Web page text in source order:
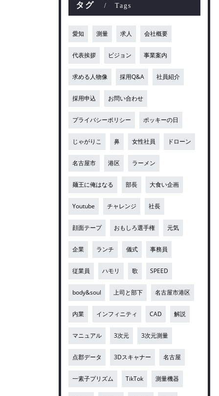
タグ Tags
愛知 測量 求人 会社概要
代表挨拶 ビジョン 事業案内
求める人物像 採用Q&A 社員紹介
採用申込 お問い合わせ
プライバシーポリシー ポッキーの日
じゃがりこ 鼻 女性社員 ドローン
名古屋市 港区 ラーメン
麺王に俺はなる 部長 大食い企画
Youtube チャレンジ 社長
顔面テープ おもしろ選手権 元気
企業 ランチ 儀式 事務員
従業員 ハモリ 歌 SPEED
body&soul 上司と部下 名古屋市港区
内業 インフィニティ CAD 解説
マニュアル 3次元 3次元測量
点郡データ 3Dスキャナー 名古屋
一素子プリズム TikTok 測量機器